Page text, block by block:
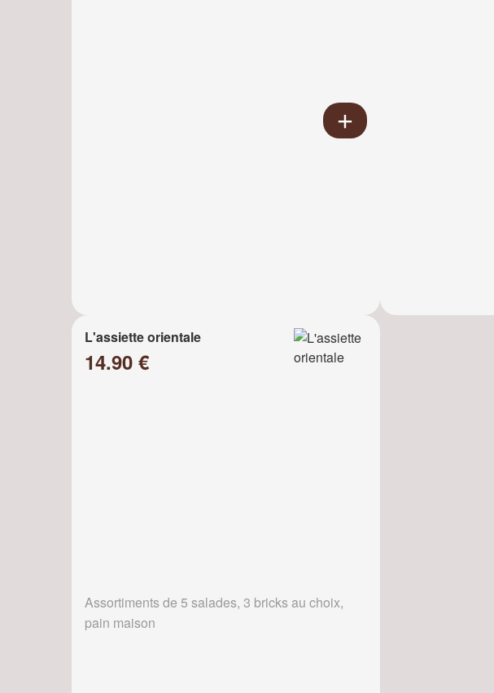
L'assiette orientale
14.90 €
Assortiments de 5 salades, 3 bricks au choix,
pain maison